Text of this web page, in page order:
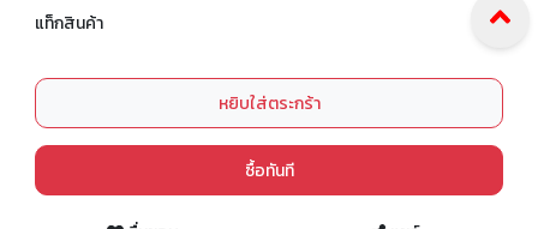
แท็กสินค้า
หยิบใส่ตระกร้า
ซื้อทันที